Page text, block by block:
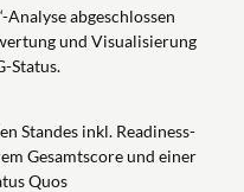
Analyse abgeschlossen
und Visualisierung
Status.
Standes inkl. Readiness-
Gesamtscore und einer
Quos